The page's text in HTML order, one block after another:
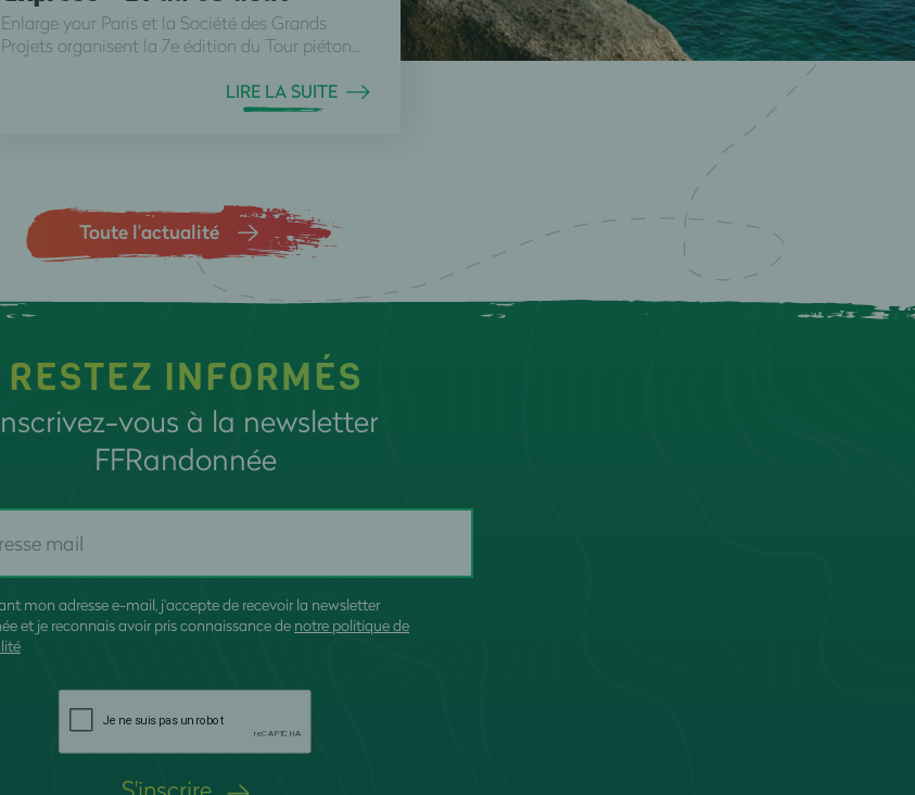
Enlarge your Paris et la Société des Grands
Projets organisent la 7e édition du Tour piéton...
LIRE LA SUITE
Toute l’actualité
RESTEZ INFORMÉS
vous à la newsletter
FFRandonnée
mon adresse e-mail, j'accepte de recevoir la newsletter
et je reconnais avoir pris connaissance de notre politique de